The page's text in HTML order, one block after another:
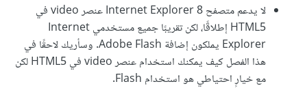
لا يدعم متصفح Internet Explorer 8 عنصر video في
HTML5 إطلاقًا، لكن تقريبًا جميع مستخدمي Internet
Explorer يملكون إضافة Adobe Flash. وسأريك لاحقًا في
هذا الفصل كيف يمكنك استخدام عنصر video في HTML5 لكن
مع خيارٍ احتياطي هو استخدام Flash.